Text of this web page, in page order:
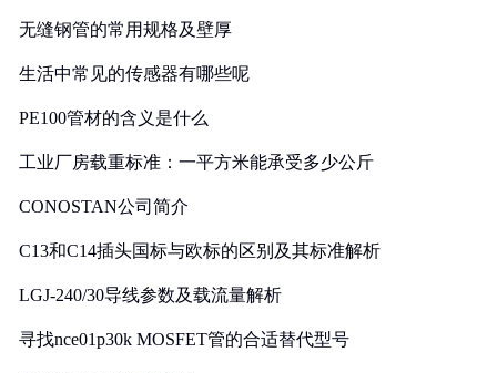
无缝钢管的常用规格及壁厚
生活中常见的传感器有哪些呢
PE100管材的含义是什么
工业厂房载重标准：一平方米能承受多少公斤
CONOSTAN公司简介
C13和C14插头国标与欧标的区别及其标准解析
LGJ-240/30导线参数及载流量解析
寻找nce01p30k MOSFET管的合适替代型号